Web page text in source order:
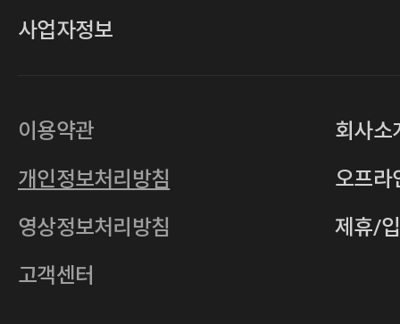
사업자정보
사업자등록번호
통신판매업 2011-서울중구-0149
주소 서울특별시 중구 다산로14길 12 (신당
호스팅사업자
이용약관
개인정보처리방침
영상정보처리방침
고객센터
회사소
오프라
제휴/